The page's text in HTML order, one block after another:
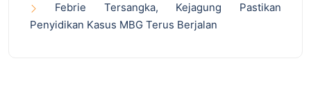
Febrie Tersangka, Kejagung Pastikan
Penyidikan Kasus MBG Terus Berjalan